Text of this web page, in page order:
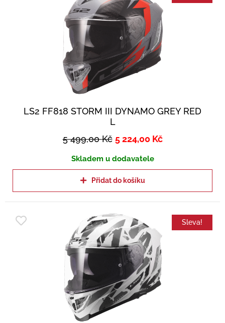
LS2 FF818 STORM III DYNAMO GREY RED
L
5 499,00Kč 5 224,00 Kč
Skladem u dodavatele
Přidat do košíku
Sleva!